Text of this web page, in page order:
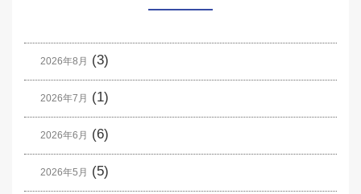
2026年8月 (3)
2026年7月 (1)
2026年6月 (6)
2026年5月 (5)